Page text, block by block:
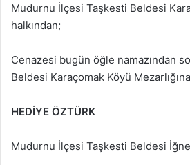
Mudurnu İlçesi Taşkesti Beldesi
halkından;
Cenazesi bugün öğle namazından
Beldesi Karaçomak Köyü
HEDİYE ÖZTÜRK
Mudurnu İlçesi Taşkesti Beldesi